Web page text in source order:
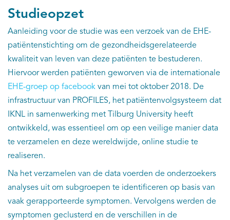
Studieopzet
Aanleiding voor de studie was een verzoek van de EHE-
patiëntenstichting om de gezondheidsgerelateerde
kwaliteit van leven van deze patiënten te bestuderen.
Hiervoor werden patiënten geworven via de internationale
EHE-groep op facebook van mei tot oktober 2018. De
infrastructuur van PROFILES, het patiëntenvolgsysteem dat
IKNL in samenwerking met Tilburg University heeft
ontwikkeld, was essentieel om op een veilige manier data
te verzamelen en deze wereldwijde, online studie te
realiseren.
Na het verzamelen van de data voerden de onderzoekers
analyses uit om subgroepen te identificeren op basis van
vaak gerapporteerde symptomen. Vervolgens werden de
symptomen geclusterd en de verschillen in de